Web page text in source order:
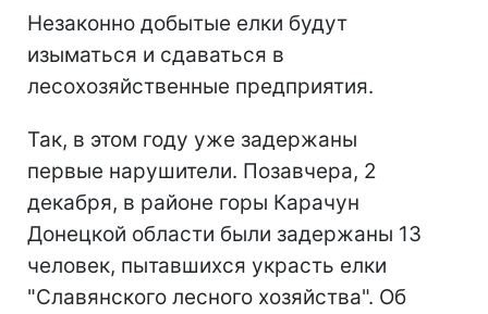
Незаконно добытые елки будут
изыматься и сдаваться в
лесохозяйственные предприятия.
Так, в этом году уже задержаны
первые нарушители. Позавчера, 2
декабря, в районе горы Карачун
Донецкой области были задержаны 13
человек, пытавшихся украсть елки
"Славянского лесного хозяйства". Об